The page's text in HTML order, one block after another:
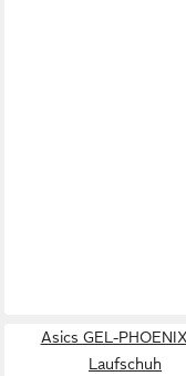
Asics GEL-
Laufschuh